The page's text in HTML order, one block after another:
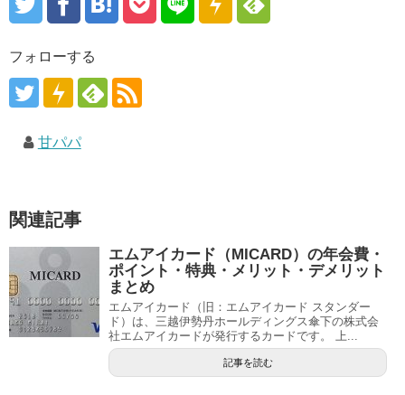
フォローする
甘パパ
関連記事
エムアイカード（MICARD）の年会費・
ポイント・特典・メリット・デメリット
まとめ
エムアイカード（旧：エムアイカード スタンダー
ド）は、三越伊勢丹ホールディングス傘下の株式会
社エムアイカードが発行するカードです。 上...
記事を読む